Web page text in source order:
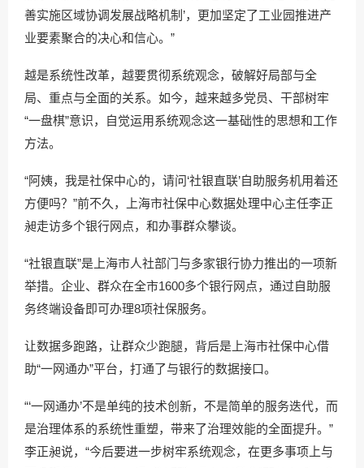
善实施区域协调发展战略机制’，更加坚定了工业园推进产
业要素聚合的决心和信心。”
越是系统性改革，越要贯彻系统观念，破解好局部与全
局、重点与全面的关系。如今，越来越多党员、干部树牢
“一盘棋”意识，自觉运用系统观念这一基础性的思想和工作
方法。
“阿姨，我是社保中心的，请问‘社银直联’自助服务机用着还
方便吗？”前不久，上海市社保中心数据处理中心主任李正
昶走访多个银行网点，和办事群众攀谈。
“社银直联”是上海市人社部门与多家银行协力推出的一项新
举措。企业、群众在全市1600多个银行网点，通过自助服
务终端设备即可办理8项社保服务。
让数据多跑路，让群众少跑腿，背后是上海市社保中心借
助“一网通办”平台，打通了与银行的数据接口。
“‘一网通办’不是单纯的技术创新，不是简单的服务迭代，而
是治理体系的系统性重塑，带来了治理效能的全面提升。”
李正昶说，“今后要进一步树牢系统观念，在更多事项上与